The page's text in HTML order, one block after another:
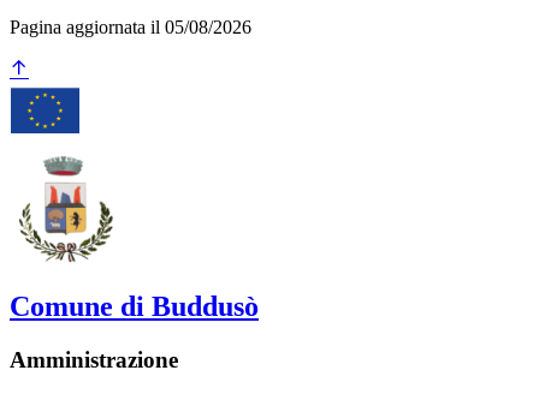
Pagina aggiornata il 05/08/2026
Comune di Buddusò
Amministrazione